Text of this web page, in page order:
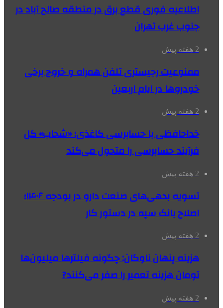
اطلاعیه فوری قطع برق در منطقه صالح آباد در
جنوب غرب تهران
2 هفته پیش
ممنوعیت رجیستری تلفن همراه و خروج برخی
خودروها در ایام اربعین
2 هفته پیش
خداحافظی با حسابرسی کاغذی؛ «شحاب» کل
فرآیند حسابرسی را متحول می‌کند
2 هفته پیش
تسویه بدهی‌های صنعت دارو در بودجه ۱۴۰۶؛
اصلاح بانک سپه در دستور کار
2 هفته پیش
هزینه پنهان ناوگان: چگونه فیلترها میلیون‌ها
تومان هزینه تعمیر را صفر می‌کنند?
2 هفته پیش